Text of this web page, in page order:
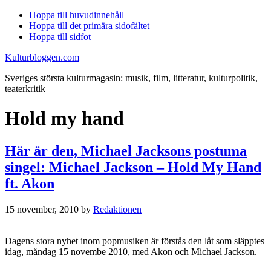
Hoppa till huvudinnehåll
Hoppa till det primära sidofältet
Hoppa till sidfot
Kulturbloggen.com
Sveriges största kulturmagasin: musik, film, litteratur, kulturpolitik,
teaterkritik
Hold my hand
Här är den, Michael Jacksons postuma
singel: Michael Jackson – Hold My Hand
ft. Akon
15 november, 2010 by Redaktionen
Dagens stora nyhet inom popmusiken är förstås den låt som släpptes
idag, måndag 15 novembe 2010, med Akon och Michael Jackson.